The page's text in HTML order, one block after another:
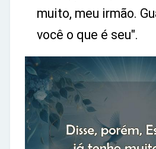
muito, meu irmão.
você o que é seu".